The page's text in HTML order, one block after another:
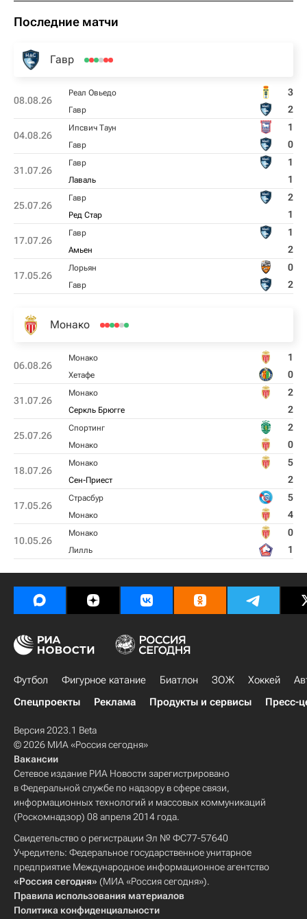
Последние матчи
Гавр
08.08.26
Реал Овьедо 3
Гавр 2
04.08.26
Ипсвич Таун 1
Гавр 0
31.07.26
Гавр 1
Лаваль 1
25.07.26
Гавр 2
Ред Стар 1
17.07.26
Гавр 1
Амьен 2
17.05.26
Лорьян 0
Гавр 2
Монако
06.08.26
Монако 1
Хетафе 0
31.07.26
Монако 2
Серкль Брюгге 2
25.07.26
Спортинг 2
Монако 0
18.07.26
Монако 5
Сен-Приест 2
17.05.26
Страсбур 5
Монако 4
10.05.26
Монако 0
Лилль 1
Футбол Фигурное катание Биатлон ЗОЖ Хоккей
Спецпроекты
Реклама Продукты и сервисы Пресс-
Версия 2023.1 Beta
© 2026 МИА «Россия сегодня»
Вакансии
Сетевое издание РИА Новости зарегистрировано
в Федеральной службе по надзору в сфере связи,
информационных технологий и массовых коммуникаций
(Роскомнадзор) 08 апреля 2014 года.
Свидетельство о регистрации Эл № ФС77-57640
Учредитель: Федеральное государственное унитарное
предприятие Международное информационное агентство
«Россия сегодня» (МИА «Россия сегодня»).
Правила использования материалов
Политика конфиденциальности